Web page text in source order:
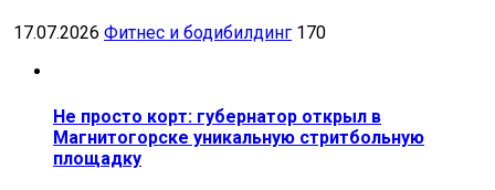
17.07.2026 Фитнес и бодибилдинг 170
Не просто корт: губернатор открыл в
Магнитогорске уникальную стритбольную
площадку